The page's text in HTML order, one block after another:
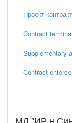
Проект
Contract
Supplementary
Contract
МД "ИР